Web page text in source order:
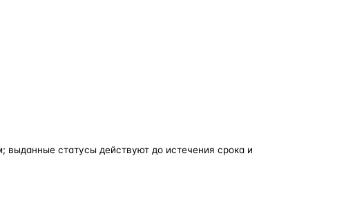
статусы действуют до истечения срока и